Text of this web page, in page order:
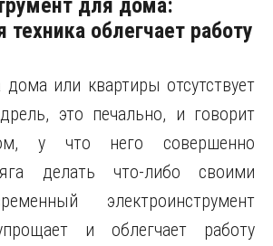
для дома:
техника облегчает работу
дома или квартиры отсутствует
это печально, и говорит
у что него совершенно
делать что-либо своими
электроинструмент
и облегчает работу